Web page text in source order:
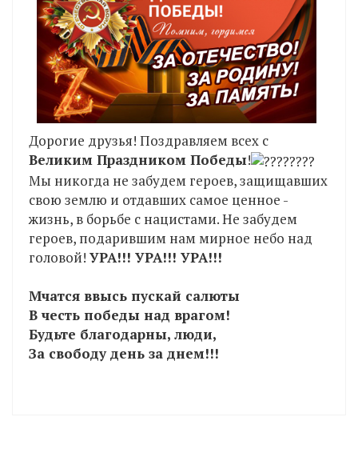
Дорогие друзья! Поздравляем всех с
Великим Праздником Победы!
Мы никогда не забудем героев, защищавших
свою землю и отдавших самое ценное -
жизнь, в борьбе с нацистами. Не забудем
героев, подарившим нам мирное небо над
головой! УРА!!! УРА!!! УРА!!!
Мчатся ввысь пускай салюты
В честь победы над врагом!
Будьте благодарны, люди,
За свободу день за днем!!!